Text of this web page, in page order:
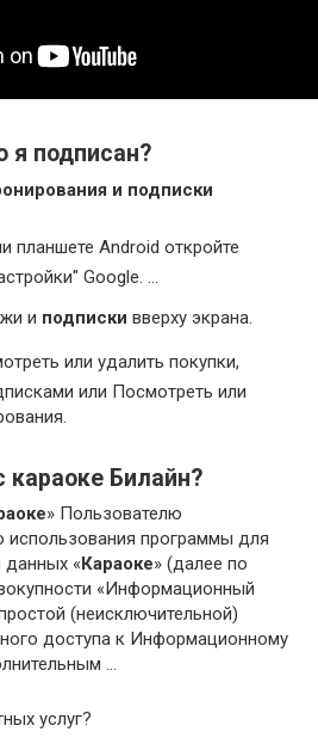
я подписан?
и подписки
планшете Android откройте
Google. …
и подписки вверху экрана.
или удалить покупки,
или Посмотреть или
караоке Билайн?
» Пользователю
использования программы для
данных « Караоке» (далее по
«Информационный
(неисключительной)
доступа к Информационному
…
услуг?